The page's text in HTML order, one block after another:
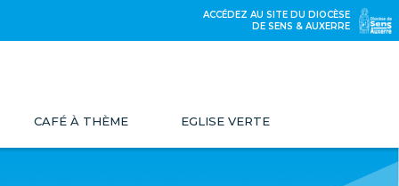
ACCÉDEZ AU SITE DU DIOCÈSE
DE SENS & AUXERRE
CAFÉ À THÈME EGLISE VERTE